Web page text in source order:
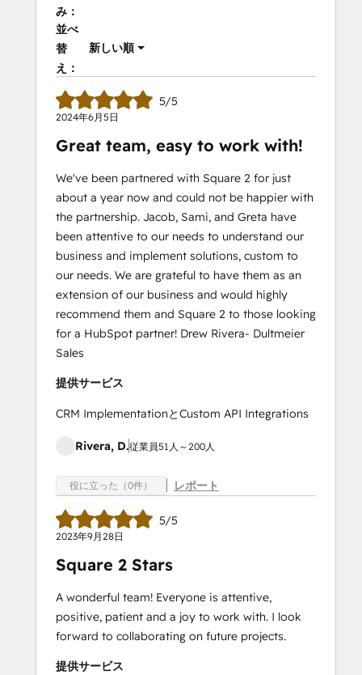
み：
並べ
替
え：
新しい順
5/5
2024年6月5日
Great team, easy to work with!
We've been partnered with Square 2 for just
about a year now and could not be happier with
the partnership. Jacob, Sami, and Greta have
been attentive to our needs to understand our
business and implement solutions, custom to
our needs. We are grateful to have them as an
extension of our business and would highly
recommend them and Square 2 to those looking
for a HubSpot partner! Drew Rivera- Dultmeier
Sales
提供サービス
CRM ImplementationとCustom API Integrations
Rivera, D.従業員51人～200人
役に立った（0件） レポート
5/5
2023年9月28日
Square 2 Stars
A wonderful team! Everyone is attentive,
positive, patient and a joy to work with. I look
forward to collaborating on future projects.
提供サービス